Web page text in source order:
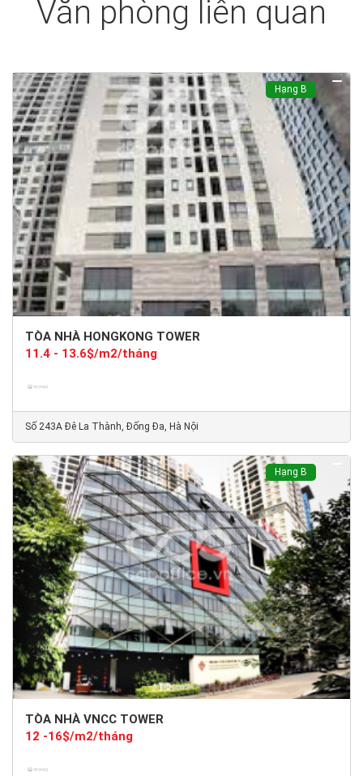
Văn phòng liên quan
Hạng B
TÒA NHÀ HONGKONG TOWER
11.4 - 13.6$/m2/tháng
Số 243A Đê La Thành, Đống Đa, Hà Nội
Hạng B
TÒA NHÀ VNCC TOWER
12 -16$/m2/tháng